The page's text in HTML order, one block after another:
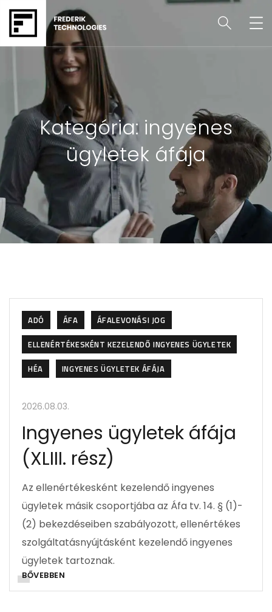
Kategória: ingyenes
ügyletek áfája
ADÓ ÁFA
ÁFALEVONÁSI JOG
ELLENÉRTÉKESKÉNT KEZELENDŐ INGYENES ÜGYLETEK
HÉA
INGYENES ÜGYLETEK ÁFÁJA
2026.08.03.
Ingyenes ügyletek áfája
(XLIII. rész)
Az ellenértékesként kezelendő ingyenes
ügyletek másik csoportjába az Áfa tv. 14. § (1)-
(2) bekezdéseiben szabályozott, ellenértékes
szolgáltatásnyújtásként kezelendő ingyenes
ügyletek tartoznak.
BŐVEBBEN